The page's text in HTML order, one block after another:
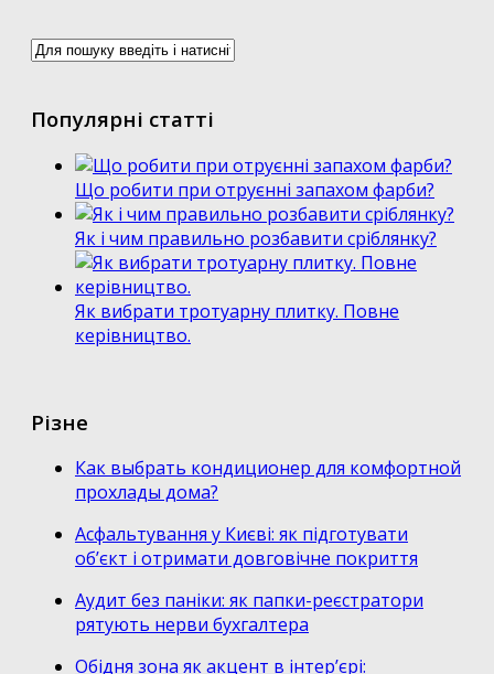
Популярні статті
Що робити при отруєнні запахом фарби?
Як і чим правильно розбавити сріблянку?
Як вибрати тротуарну плитку. Повне
керівництво.
Різне
Как выбрать кондиционер для комфортной
прохлады дома?
Асфальтування у Києві: як підготувати
об’єкт і отримати довговічне покриття
Аудит без паніки: як папки-реєстратори
рятують нерви бухгалтера
Обідня зона як акцент в інтер’єрі: